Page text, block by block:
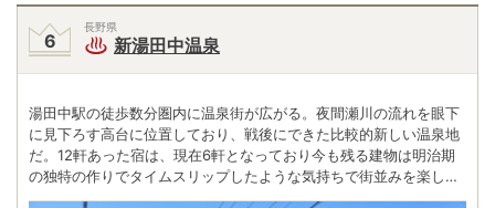
長野県
新湯田中温泉
湯田中駅の徒歩数分圏内に温泉街が広がる。夜間瀬川の流れを眼下
に見下ろす高台に位置しており、戦後にできた比較的新しい温泉地
だ。12軒あった宿は、現在6軒となっており今も残る建物は明治期
の独特の作りでタイムスリップしたような気持ちで街並みを楽しめ
る。駅の反対側にある「湯田中温泉」は俳人・小林一茶との縁が深